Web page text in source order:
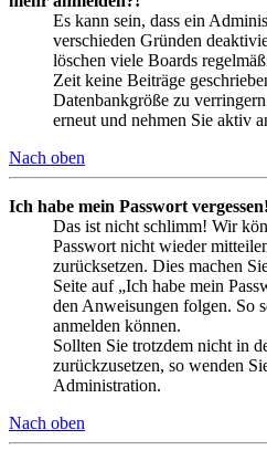
Es kann sein, dass ein
verschieden Gründen
löschen viele Boards
Zeit keine Beiträge
Datenbankgröße zu
erneut und nehmen Sie aktiv
Nach oben
Ich habe mein Passwort vergessen!
Das ist nicht schlimm! Wir
Passwort nicht wieder
zurücksetzen. Dies machen
Seite auf „Ich habe mein
den Anweisungen folgen. So
anmelden können.
Sollten Sie trotzdem nicht in
zurückzusetzen, so wenden
Administration.
Nach oben